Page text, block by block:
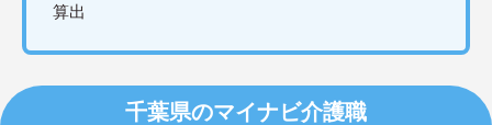
算出
千葉県のマイナビ介護職